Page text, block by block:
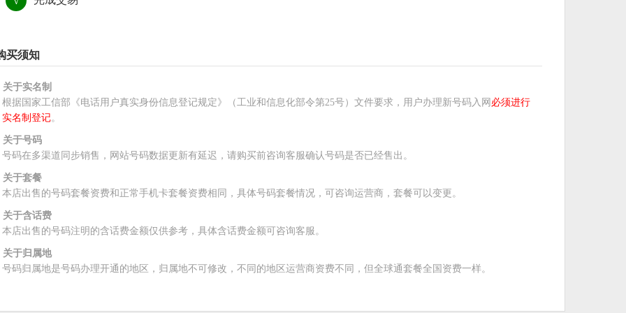
买须知
关于实名制
根据国家工信部《电话用户真实身份信息登记规定》（工业和信息化部令第25号）文件要求，用户办理新号码入网 必须进行
实名制登记。
关于号码
号码在多渠道同步销售，网站号码数据更新有延迟，请购买前咨询客服确认号码是否已经售出。
关于套餐
本店出售的号码套餐资费和正常手机卡套餐资费相同，具体号码套餐情况，可咨询运营商，套餐可以变更。
关于含话费
本店出售的号码注明的含话费金额仅供参考，具体含话费金额可咨询客服。
关于归属地
号码归属地是号码办理开通的地区，归属地不可修改，不同的地区运营商资费不同，但全球通套餐全国资费一样。